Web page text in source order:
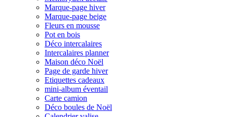
Marque-page hiver
Marque-page beige
Fleurs en mousse
Pot en bois
Déco intercalaires
Intercalaires planner
Maison déco Noël
Page de garde hiver
Etiquettes cadeaux
mini-album éventail
Carte camion
Déco boules de Noël